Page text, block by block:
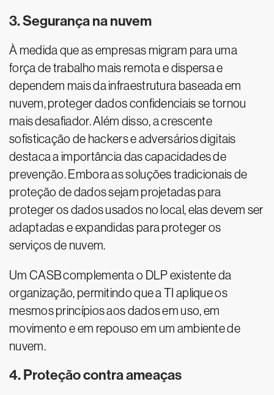
3. Segurança na nuvem
À medida que as empresas migram para uma
força de trabalho mais remota e dispersa e
dependem mais da infraestrutura baseada em
nuvem, proteger dados confidenciais se tornou
mais desafiador. Além disso, a crescente
sofisticação de hackers e adversários digitais
destaca a importância das capacidades de
prevenção. Embora as soluções tradicionais de
proteção de dados sejam projetadas para
proteger os dados usados no local, elas devem ser
adaptadas e expandidas para proteger os
serviços de nuvem.
Um CASB complementa o DLP existente da
organização, permitindo que a TI aplique os
mesmos princípios aos dados em uso, em
movimento e em repouso em um ambiente de
nuvem.
4. Proteção contra ameaças